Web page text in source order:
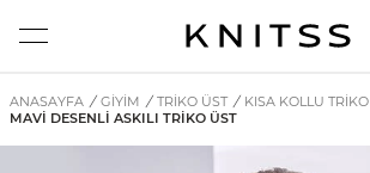
ANASAYFA / GİYİM / TRIKO ÜST / KISA KOLLU TRIKO
MAVI DESENLI ASKILI TRIKO ÜST